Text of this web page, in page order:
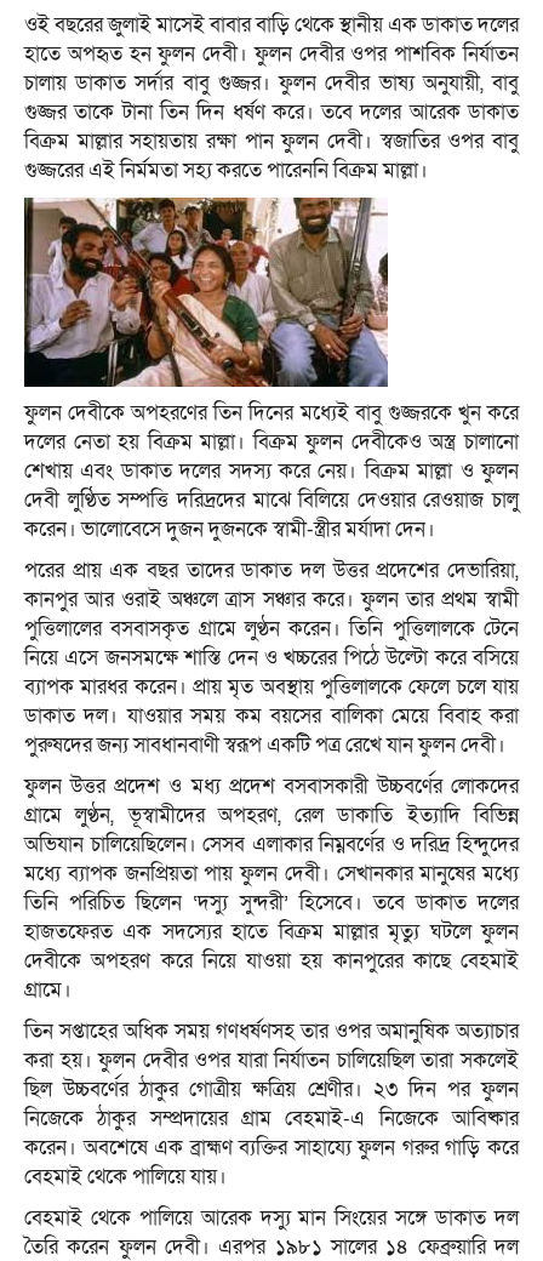
ওই বছরের জুলাই মাসেই বাবার বাড়ি থেকে স্থানীয় এক ডাকাত দলের
হাতে অপহৃত হন ফুলন দেবী। ফুলন দেবীর ওপর পাশবিক নির্যাতন
চালায় ডাকাত সর্দার বাবু গুজ্জর। ফুলন দেবীর ভাষ্য অনুযায়ী, বাবু
গুজ্জর তাকে টানা তিন দিন ধর্ষণ করে। তবে দলের আরেক ডাকাত
বিক্রম মাল্লার সহায়তায় রক্ষা পান ফুলন দেবী। স্বজাতির ওপর বাবু
গুজ্জরের এই নির্মমতা সহ্য করতে পারেননি বিক্রম মাল্লা।
ফুলন দেবীকে অপহরণের তিন দিনের মধ্যেই বাবু গুজ্জরকে খুন করে
দলের নেতা হয় বিক্রম মাল্লা। বিক্রম ফুলন দেবীকেও অস্ত্র চালানো
শেখায় এবং ডাকাত দলের সদস্য করে নেয়। বিক্রম মাল্লা ও ফুলন
দেবী লুণ্ঠিত সম্পত্তি দরিদ্রদের মাঝে বিলিয়ে দেওয়ার রেওয়াজ চালু
করেন। ভালোবেসে দুজন দুজনকে স্বামী-স্ত্রীর মর্যাদা দেন।
পরের প্রায় এক বছর তাদের ডাকাত দল উত্তর প্রদেশের দেভারিয়া,
কানপুর আর ওরাই অঞ্চলে ত্রাস সঞ্চার করে। ফুলন তার প্রথম স্বামী
পুত্তিলালের বসবাসকৃত গ্রামে লুণ্ঠন করেন। তিনি পুত্তিলালকে টেনে
নিয়ে এসে জনসমক্ষে শাস্তি দেন ও খচ্চরের পিঠে উল্টো করে বসিয়ে
ব্যাপক মারধর করেন। প্রায় মৃত অবস্থায় পুত্তিলালকে ফেলে চলে যায়
ডাকাত দল। যাওয়ার সময় কম বয়সের বালিকা মেয়ে বিবাহ করা
পুরুষদের জন্য সাবধানবাণী স্বরূপ একটি পত্র রেখে যান ফুলন দেবী।
ফুলন উত্তর প্রদেশ ও মধ্য প্রদেশ বসবাসকারী উচ্চবর্ণের লোকদের
গ্রামে লুণ্ঠন, ভূস্বামীদের অপহরণ, রেল ডাকাতি ইত্যাদি বিভিন্ন
অভিযান চালিয়েছিলেন। সেসব এলাকার নিম্নবর্ণের ও দরিদ্র হিন্দুদের
মধ্যে ব্যাপক জনপ্রিয়তা পায় ফুলন দেবী। সেখানকার মানুষের মধ্যে
তিনি পরিচিত ছিলেন ‘দস্যু সুন্দরী’ হিসেবে। তবে ডাকাত দলের
হাজতফেরত এক সদস্যের হাতে বিক্রম মাল্লার মৃত্যু ঘটলে ফুলন
দেবীকে অপহরণ করে নিয়ে যাওয়া হয় কানপুরের কাছে বেহমাই
গ্রামে।
তিন সপ্তাহের অধিক সময় গণধর্ষণসহ তার ওপর অমানুষিক অত্যাচার
করা হয়। ফুলন দেবীর ওপর যারা নির্যাতন চালিয়েছিল তারা সকলেই
ছিল উচ্চবর্ণের ঠাকুর গোত্রীয় ক্ষত্রিয় শ্রেণীর। ২৩ দিন পর ফুলন
নিজেকে ঠাকুর সম্প্রদায়ের গ্রাম বেহমাই-এ নিজেকে আবিষ্কার
করেন। অবশেষে এক ব্রাহ্মণ ব্যক্তির সাহায্যে ফুলন গরুর গাড়ি করে
বেহমাই থেকে পালিয়ে যায়।
বেহমাই থেকে পালিয়ে আরেক দস্যু মান সিংয়ের সঙ্গে ডাকাত দল
তৈরি করেন ফুলন দেবী। এরপর ১৯৮১ সালের ১৪ ফেব্রুয়ারি দল